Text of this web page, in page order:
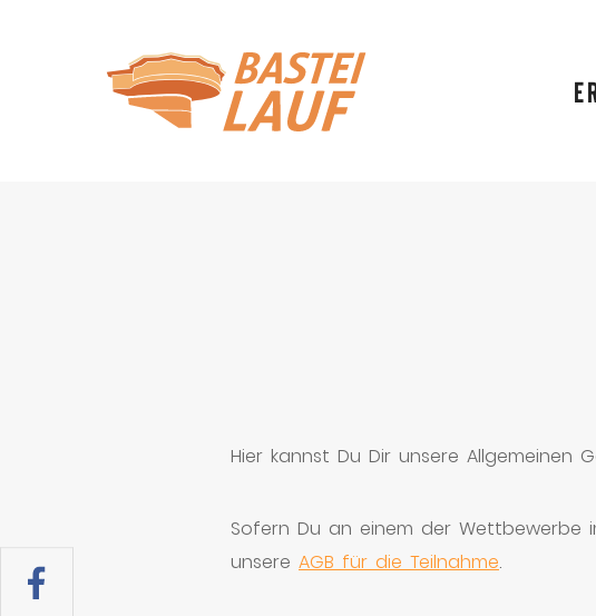
Hier kannst Du Dir unsere Allgemeinen
Sofern Du an einem der Wettbewerbe
unsere AGB für die Teilnahme.